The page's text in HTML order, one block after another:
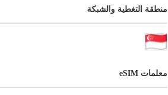
منطقة التغطية والشبكة
معلمات eSIM